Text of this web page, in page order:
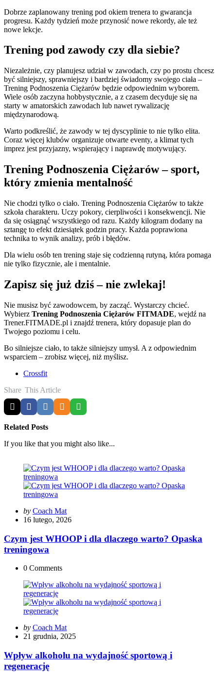
Dobrze zaplanowany trening pod okiem trenera to gwarancja
progresu. Każdy tydzień może przynosić nowe rekordy, ale też
nowe lekcje.
Trening pod zawody czy dla siebie?
Niezależnie, czy planujesz udział w zawodach, czy po prostu chcesz
być silniejszy, sprawniejszy i bardziej świadomy swojego ciała –
Trening Podnoszenia Ciężarów będzie odpowiednim wyborem.
Wiele osób zaczyna hobbystycznie, a z czasem decyduje się na
starty w amatorskich zawodach lub nawet rywalizację
międzynarodową.
Warto podkreślić, że zawody w tej dyscyplinie to nie tylko elita.
Coraz więcej klubów organizuje otwarte eventy, a klimat tych
imprez jest przyjazny, wspierający i naprawdę motywujący.
Trening Podnoszenia Ciężarów – sport,
który zmienia mentalność
Nie chodzi tylko o ciało. Trening Podnoszenia Ciężarów to także
szkoła charakteru. Uczy pokory, cierpliwości i konsekwencji. Nie
da się osiągnąć wszystkiego od razu. Każdy kilogram dodany na
sztangę to efekt dziesiątek godzin pracy. Każda poprawiona
technika to wynik analizy, prób i błędów.
Dla wielu osób ten trening staje się codzienną rutyną, która pomaga
nie tylko fizycznie, ale i mentalnie.
Zapisz się już dziś – nie zwlekaj!
Nie musisz być zawodowcem, by zacząć. Wystarczy chcieć.
Wybierz Trening Podnoszenia Ciężarów FITMADE, wejdź na
Trener.FITMADE.pl i znajdź trenera, który dopasuje plan do
Twojego poziomu i celu.
Bo silniejsze ciało, to także silniejszy umysł. A z odpowiednim
wsparciem – zrobisz więcej, niż myślisz.
Crossfit
Share This Article
Related Posts
If you like that you might also like...
Posted
by
by Coach Mat
16 lutego, 2026
Czym jest WHOOP i dla dlaczego warto? Opaska
treningowa
0 Comments
Posted
by
by Coach Mat
21 grudnia, 2025
Wpływ alkoholu na wydajność sportową i
regenerację